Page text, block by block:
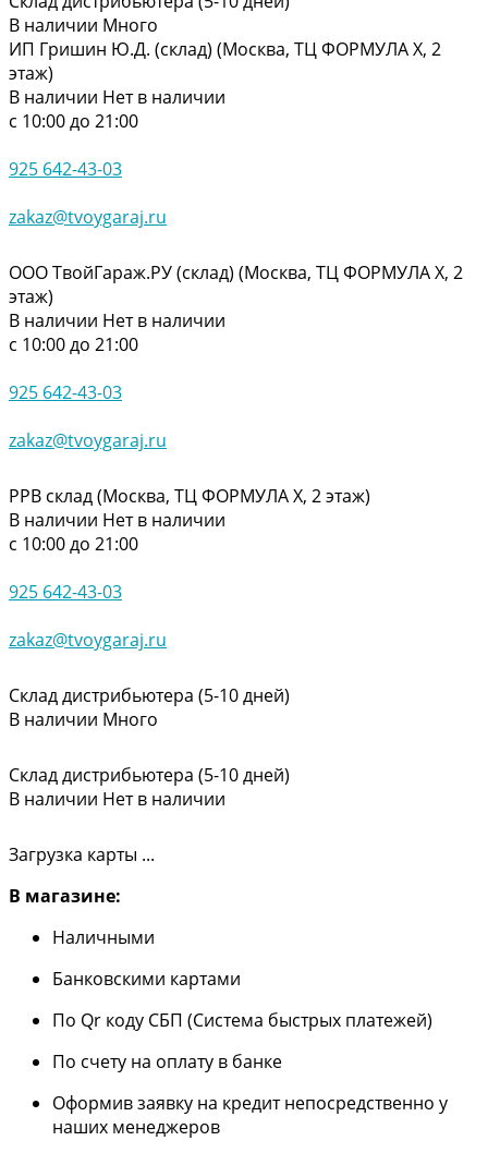
В наличии Много
ИП Гришин Ю.Д. (склад) (Москва, ТЦ ФОРМУЛА Х, 2
этаж)
В наличии Нет в наличии
с 10:00 до 21:00
925 642-43-03
zakaz@tvoygaraj.ru
ООО ТвойГараж.РУ (склад) (Москва, ТЦ ФОРМУЛА Х, 2
этаж)
В наличии Нет в наличии
с 10:00 до 21:00
925 642-43-03
zakaz@tvoygaraj.ru
РРВ склад (Москва, ТЦ ФОРМУЛА Х, 2 этаж)
В наличии Нет в наличии
с 10:00 до 21:00
925 642-43-03
zakaz@tvoygaraj.ru
Склад дистрибьютера (5-10 дней)
В наличии Много
Склад дистрибьютера (5-10 дней)
В наличии Нет в наличии
Загрузка карты ...
В магазине:
Наличными
Банковскими картами
По Qr коду СБП (Система быстрых платежей)
По счету на оплату в банке
Оформив заявку на кредит непосредственно у
наших менеджеров